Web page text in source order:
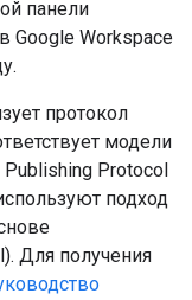
панели
Google Workspace
протокол
модели
Publishing Protocol
подход
Для получения